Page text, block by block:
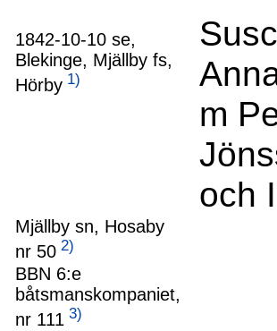
1842-10-10 se,
Blekinge, Mjällby fs,
Hörby 1)
m
och
Mjällby sn, Hosaby
nr 50 2)
BBN 6:e
båtsmanskompaniet,
nr 111 3)